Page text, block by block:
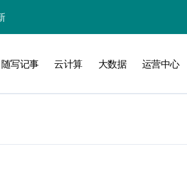
随写记事 云计算 大数据 运营中心